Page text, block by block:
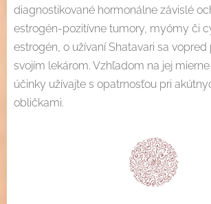
diagnostikované hormonálne závislé
estrogén-pozitívne tumory, myómy či
estrogén, o užívaní Shatavari sa
svojím lekárom. Vzhľadom na jej
účinky užívajte s opatrnosťou pri
obličkami.